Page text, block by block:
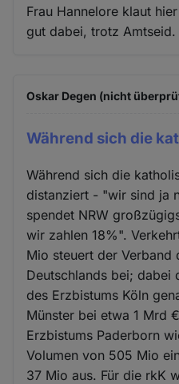
Frau Hannelore klaut
gut dabei, trotz Amtseid.
Oskar Degen (nicht
Während sich die
Während sich die
distanziert - "wir sind ja
spendet NRW
wir zahlen 18%".
Mio steuert der Verband
Deutschlands bei; dabei
des Erzbistums Köln
Münster bei etwa 1 Mrd
Erzbistums Paderborn
Volumen von 505 Mio
37 Mio aus. Für die rkK